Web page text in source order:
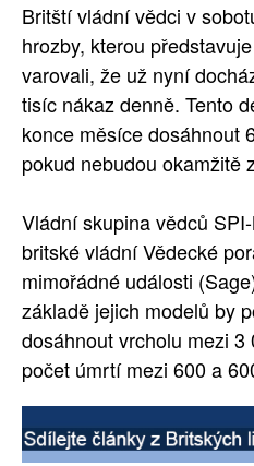
Britští vládní vědci v
hrozby, kterou
varovali, že už nyní
tisíc nákaz denně. Tento
konce měsíce dosáhnout
pokud nebudou okamžitě
Vládní skupina vědců
britské vládní Vědecké
mimořádné události
základě jejich modelů by
dosáhnout vrcholu mezi
počet úmrtí mezi 600 a